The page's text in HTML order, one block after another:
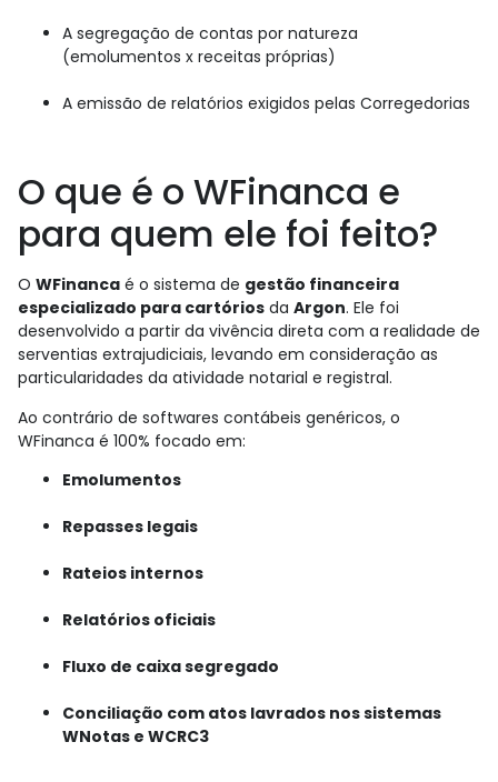
A segregação de contas por natureza
(emolumentos x receitas próprias)
A emissão de relatórios exigidos pelas Corregedorias
O que é o WFinanca e
para quem ele foi feito?
O WFinanca é o sistema de gestão financeira
especializado para cartórios da Argon. Ele foi
desenvolvido a partir da vivência direta com a realidade de
serventias extrajudiciais, levando em consideração as
particularidades da atividade notarial e registral.
Ao contrário de softwares contábeis genéricos, o
WFinanca é 100% focado em:
Emolumentos
Repasses legais
Rateios internos
Relatórios oficiais
Fluxo de caixa segregado
Conciliação com atos lavrados nos sistemas
WNotas e WCRC3